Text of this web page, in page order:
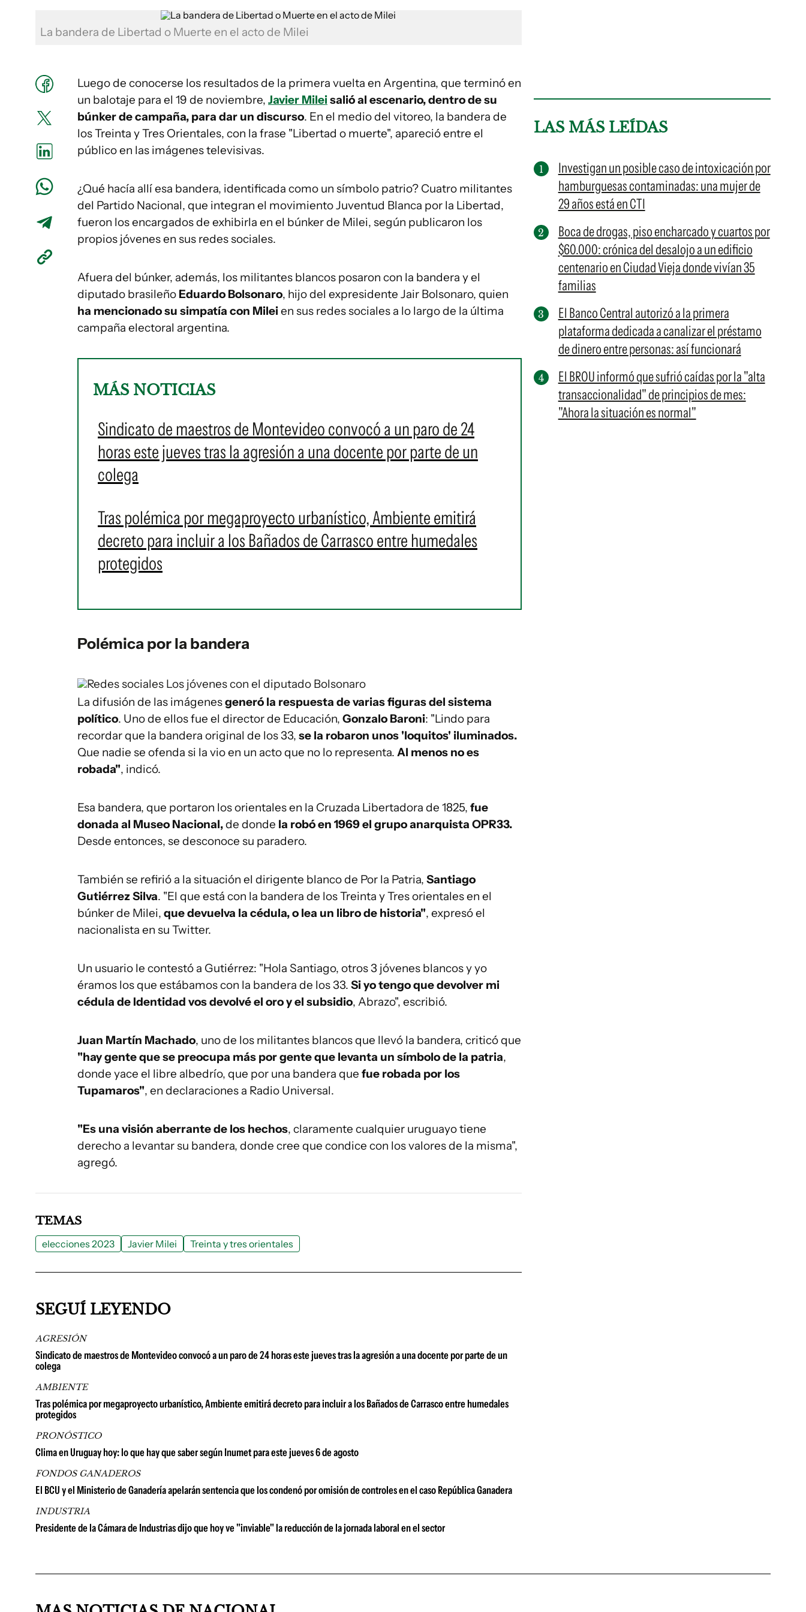
La bandera de Libertad o Muerte en el acto de Milei
Luego de conocerse los resultados de la primera vuelta en Argentina, que terminó en
un balotaje para el 19 de noviembre, Javier Mileisalió al escenario, dentro de su
búnker de campaña, para dar un discurso. En el medio del vitoreo, la bandera de
los Treinta y Tres Orientales, con la frase "Libertad o muerte", apareció entre el
público en las imágenes televisivas.
¿Qué hacía allí esa bandera, identificada como un símbolo patrio? Cuatro militantes
del Partido Nacional, que integran el movimiento Juventud Blanca por la Libertad,
fueron los encargados de exhibirla en el búnker de Milei, según publicaron los
propios jóvenes en sus redes sociales.
Afuera del búnker, además, los militantes blancos posaron con la bandera y el
diputado brasileño Eduardo Bolsonaro, hijo del expresidente Jair Bolsonaro, quien
ha mencionado su simpatía con Milei en sus redes sociales a lo largo de la última
campaña electoral argentina.
MÁS NOTICIAS
Sindicato de maestros de Montevideo convocó a un paro de 24
horas este jueves tras la agresión a una docente por parte de un
colega
Tras polémica por megaproyecto urbanístico, Ambiente emitirá
decreto para incluir a los Bañados de Carrasco entre humedales
protegidos
Polémica por la bandera
Redes sociales Los jóvenes con el diputado Bolsonaro
La difusión de las imágenesgeneró la respuesta de varias figuras del sistema
político. Uno de ellos fue el director de Educación, Gonzalo Baroni: "Lindo para
recordar que la bandera original de los 33, se la robaron unos 'loquitos' iluminados.
Que nadie se ofenda si la vio en un acto que no lo representa. Al menos no es
robada", indicó.
Esa bandera, que portaron los orientales en la Cruzada Libertadora de 1825, fue
donada al Museo Nacional,de donde la robó en 1969 el grupo anarquista OPR33.
Desde entonces, se desconoce su paradero.
También se refirió a la situación el dirigente blanco de Por la Patria, Santiago
Gutiérrez Silva. "El que está con la bandera de los Treinta y Tres orientales en el
búnker de Milei, que devuelva la cédula, o lea un libro de historia", expresó el
nacionalista en su Twitter.
Un usuario le contestó a Gutiérrez: "Hola Santiago, otros 3 jóvenes blancos y yo
éramos los que estábamos con la bandera de los 33. Si yo tengo que devolver mi
cédula de Identidad vos devolvé el oro y el subsidio, Abrazo", escribió.
Juan Martín Machado, uno de los militantes blancos que llevó la bandera, criticó que
"hay gente que se preocupa más por gente que levanta un símbolo de la patria,
donde yace el libre albedrío, que por una bandera que fue robada por los
Tupamaros", en declaraciones a Radio Universal.
"Es una visión aberrante de los hechos, claramente cualquier uruguayo tiene
derecho a levantar su bandera, donde cree que condice con los valores de la misma",
agregó.
LAS MÁS LEÍDAS
Investigan un posible caso de intoxicación por
hamburguesas contaminadas: una mujer de
29 años está en CTI
Boca de drogas, piso encharcado y cuartos por
$60.000: crónica del desalojo a un edificio
centenario en Ciudad Vieja donde vivían 35
familias
El Banco Central autorizó a la primera
plataforma dedicada a canalizar el préstamo
de dinero entre personas: así funcionará
El BROU informó que sufrió caídas por la "alta
transaccionalidad" de principios de mes:
"Ahora la situación es normal"
TEMAS
elecciones 2023 Javier Milei Treinta y tres orientales
SEGUÍ LEYENDO
AGRESIÓN
Sindicato de maestros de Montevideo convocó a un paro de 24 horas este jueves tras la agresión a una docente por parte de un
colega
AMBIENTE
Tras polémica por megaproyecto urbanístico, Ambiente emitirá decreto para incluir a los Bañados de Carrasco entre humedales
protegidos
PRONÓSTICO
Clima en Uruguay hoy: lo que hay que saber según Inumet para este jueves 6 de agosto
FONDOS GANADEROS
El BCU y el Ministerio de Ganadería apelarán sentencia que los condenó por omisión de controles en el caso República Ganadera
INDUSTRIA
Presidente de la Cámara de Industrias dijo que hoy ve "inviable" la reducción de la jornada laboral en el sector